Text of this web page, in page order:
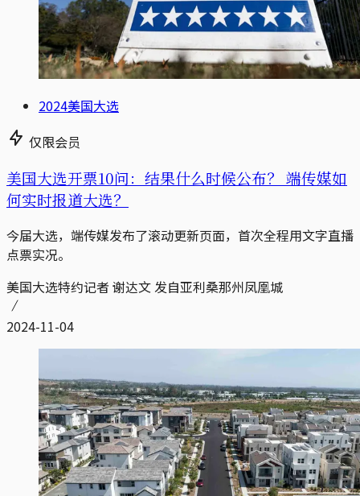
2024美国大选
仅限会员
美国大选开票10问：结果什么时候公布？ 端传媒如
何实时报道大选？
今届大选，端传媒发布了滚动更新页面，首次全程用文字直播
点票实况。
美国大选特约记者 谢达文 发自亚利桑那州凤凰城
2024-11-04